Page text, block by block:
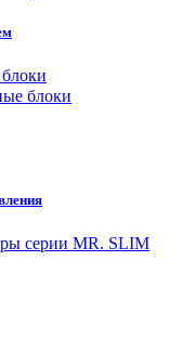
блоки
серии MR. SLIM